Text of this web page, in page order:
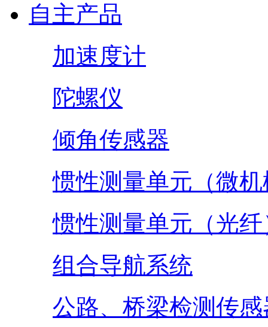
自主产品
加速度计
陀螺仪
倾角传感器
惯性测量单元（微
惯性测量单元（光纤
组合导航系统
公路、桥梁检测传感